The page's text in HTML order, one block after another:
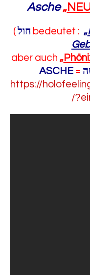
Asche „
(חול bedeutet : „
aber auch „
ASCHE =
https://
/